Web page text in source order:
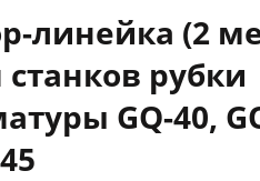
линейка (2
станков рубки
GQ-40,